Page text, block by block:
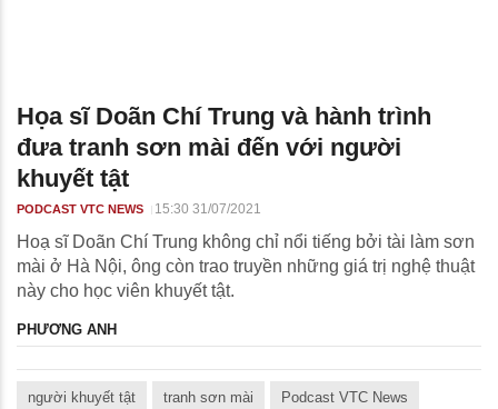
Họa sĩ Doãn Chí Trung và hành trình
đưa tranh sơn mài đến với người
khuyết tật
PODCAST VTC NEWS 15:30 31/07/2021
Hoạ sĩ Doãn Chí Trung không chỉ nổi tiếng bởi tài làm sơn
mài ở Hà Nội, ông còn trao truyền những giá trị nghệ thuật
này cho học viên khuyết tật.
PHƯƠNG ANH
người khuyết tật tranh sơn mài Podcast VTC News